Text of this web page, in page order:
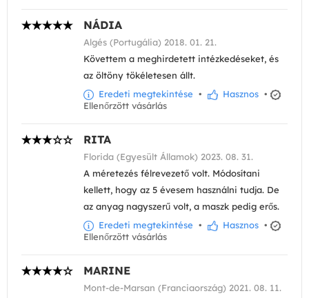
NÁDIA
Algés (Portugália) 2018. 01. 21.
Követtem a meghirdetett intézkedéseket, és
az öltöny tökéletesen állt.
Eredeti megtekintése • Hasznos •
Ellenőrzött vásárlás
RITA
Florida (Egyesült Államok) 2023. 08. 31.
A méretezés félrevezető volt. Módosítani
kellett, hogy az 5 évesem használni tudja. De
az anyag nagyszerű volt, a maszk pedig erős.
Eredeti megtekintése • Hasznos •
Ellenőrzött vásárlás
MARINE
Mont-de-Marsan (Franciaország) 2021. 08. 11.